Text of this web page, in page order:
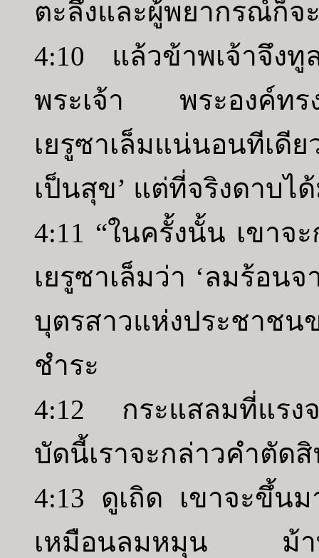
ตะลึงและผู้พยากรณ์ก็จ
4:10 แล้วข้าพเจ้าจึงทู
พระเจ้า พระองค์ท
เยรูซาเล็มแน่นอนทีเดี
เป็นสุข’ แต่ที่จริงดาบไ
4:11 “ในครั้งนั้น เขา
เยรูซาเล็มว่า ‘ลมร้อน
บุตรสาวแห่งประชาชน
ชำระ
4:12 กระแสลมที่แรงจ
บัดนี้เราจะกล่าวคำตัดสิ
4:13 ดูเถิด เขาจะขึ้น
เหมือนลมหมุน ม้าทั้ง